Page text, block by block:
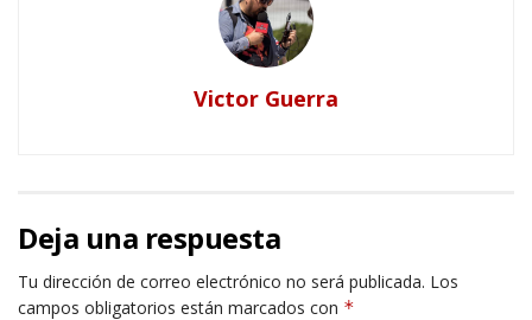
Victor Guerra
Deja una respuesta
Tu dirección de correo electrónico no será publicada. Los
campos obligatorios están marcados con *